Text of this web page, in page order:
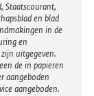
Staatscourant,
en blad
in de
en
uitgegeven.
de in papieren
aangeboden
aangeboden.